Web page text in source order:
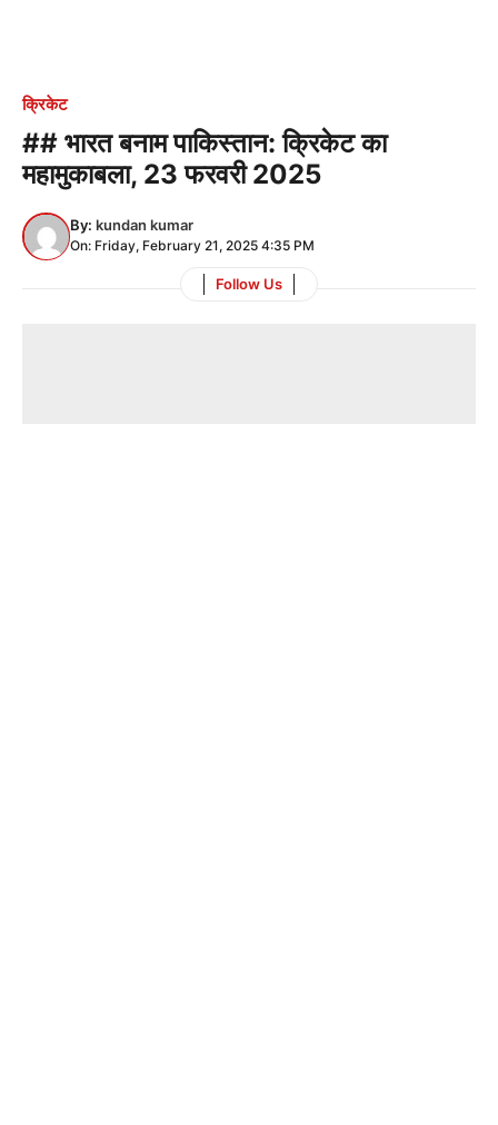
क्रिकेट
## भारत बनाम पाकिस्तान: क्रिकेट का
महामुकाबला, 23 फरवरी 2025
By: kundan kumar
On: Friday, February 21, 2025 4:35 PM
Follow Us